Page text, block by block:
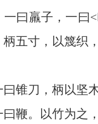
羸子，一曰
柄五寸，以篾织
刀，柄以坚木
。以竹为之，